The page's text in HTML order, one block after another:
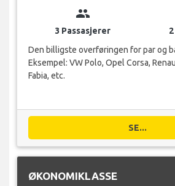
group
3 Passasjerer
Den billigste overføringen for par og
Eksempel: VW Polo, Opel Corsa,
Fabia, etc.
SE...
ØKONOMIKLASSE